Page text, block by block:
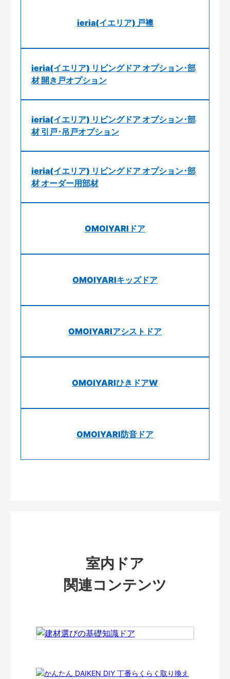
ieria(イエリア) 戸襖
ieria(イエリア) リビングドア オプション･部
材 開き戸オプション
ieria(イエリア) リビングドア オプション･部
材 引戸･吊戸オプション
ieria(イエリア) リビングドア オプション･部
材 オーダー用部材
OMOIYARIドア
OMOIYARIキッズドア
OMOIYARIアシストドア
OMOIYARIひきドアW
OMOIYARI防音ドア
室内ドア
関連コンテンツ